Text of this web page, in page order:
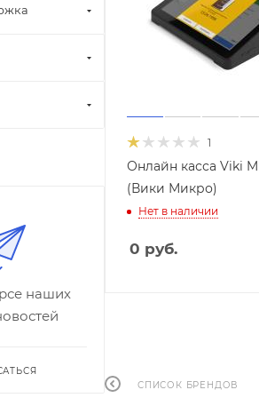
1
Онлайн касса Viki
(Вики Микро)
Нет в наличии
0 руб.
СПИСОК БРЕНДОВ
наших